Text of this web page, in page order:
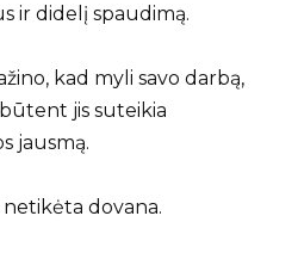
ir didelį spaudimą.
kad myli savo darbą,
jis suteikia
jausmą.
netikėta dovana.